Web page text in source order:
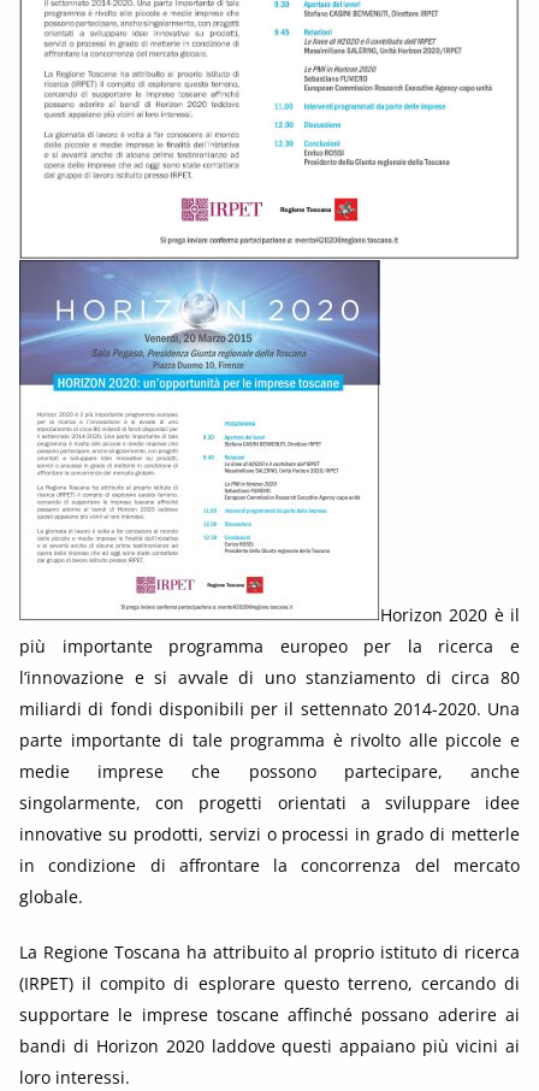
Horizon 2020 è il
più importante programma europeo per la ricerca e
l’innovazione e si avvale di uno stanziamento di circa 80
miliardi di fondi disponibili per il settennato 2014-2020. Una
parte importante di tale programma è rivolto alle piccole e
medie imprese che possono partecipare, anche
singolarmente, con progetti orientati a sviluppare idee
innovative su prodotti, servizi o processi in grado di metterle
in condizione di affrontare la concorrenza del mercato
globale.
La Regione Toscana ha attribuito al proprio istituto di ricerca
(IRPET) il compito di esplorare questo terreno, cercando di
supportare le imprese toscane affinché possano aderire ai
bandi di Horizon 2020 laddove questi appaiano più vicini ai
loro interessi.